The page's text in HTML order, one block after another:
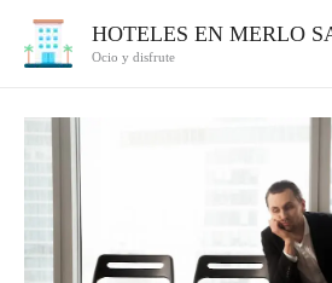
HOTELES EN MERLO
Ocio y disfrute